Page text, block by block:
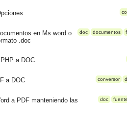
doc documentos
en Ms word o
.doc
a DOC
conversor
a DOC
doc
a PDF manteniendo las